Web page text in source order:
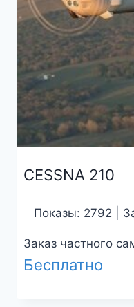
СESSNA 210
Показы: 2792 |
Заказ частного
Бесплатно